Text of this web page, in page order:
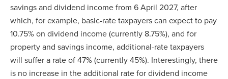
savings and dividend income from 6 April 2027, after
which, for example, basic-rate taxpayers can expect to pay
10.75% on dividend income (currently 8.75%), and for
property and savings income, additional-rate taxpayers
will suffer a rate of 47% (currently 45%). Interestingly, there
is no increase in the additional rate for dividend income